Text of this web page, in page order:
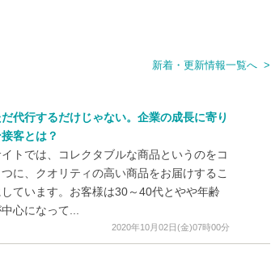
新着・更新情報一覧へ >
代行するだけじゃない。企業の成長に寄り
客とは？
イトでは、コレクタブルな商品というのをコ
に、クオリティの高い商品をお届けするこ
ています。お客様は30～40代とやや年齢
心になって...
2020年10月02日(金)07時00分